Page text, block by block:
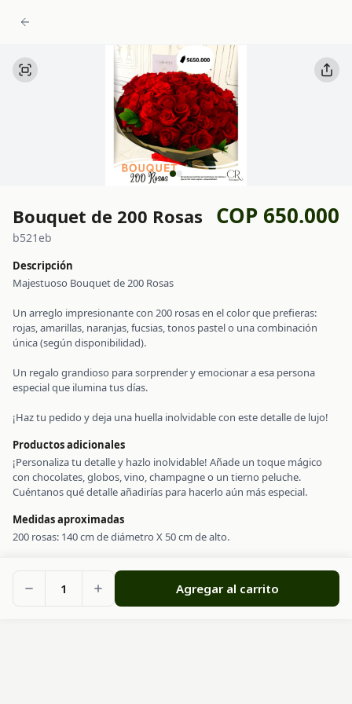
Bouquet de 200 Rosas COP 650.000
b521eb
Descripción
Majestuoso Bouquet de 200 Rosas
Un arreglo impresionante con 200 rosas en el color que prefieras:
rojas, amarillas, naranjas, fucsias, tonos pastel o una combinación
única (según disponibilidad).
Un regalo grandioso para sorprender y emocionar a esa persona
especial que ilumina tus días.
¡Haz tu pedido y deja una huella inolvidable con este detalle de lujo!
Productos adicionales
¡Personaliza tu detalle y hazlo inolvidable! Añade un toque mágico
con chocolates, globos, vino, champagne o un tierno peluche.
Cuéntanos qué detalle añadirías para hacerlo aún más especial.
Medidas aproximadas
200 rosas: 140 cm de diámetro X 50 cm de alto.
1 Agregar al carrito